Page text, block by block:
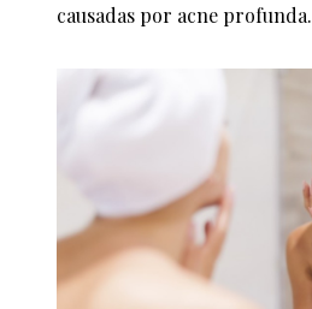
causadas por acne profunda.